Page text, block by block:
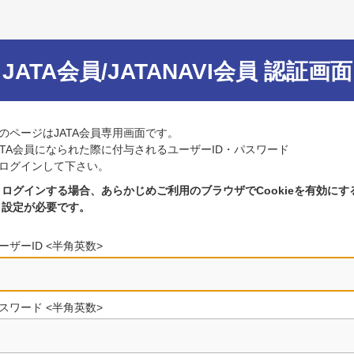
JATA会員/JATANAVI会員 認証画面
ページはJATA会員専用画面です。
会員になられた際に付与されるユーザーID・パスワード
グインして下さい。
ログインする場合、あらかじめご利用のブラウザでCookieを有効にす
設定が必要です。
ザーID <半角英数>
ワード <半角英数>